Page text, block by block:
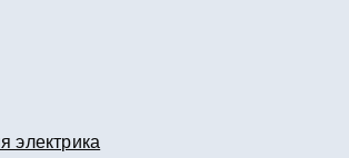
электрика